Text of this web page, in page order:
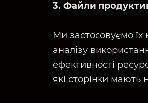
3. Файли
Ми застосовуємо
аналізу
ефективності
які сторінки мають